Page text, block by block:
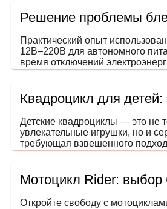
Решение проблемы
Практический опыт
12В–220В для автономного
время отключений
генераторами, ИБП и power
формы сигнала.
Квадроцикл для
Детские квадроциклы — это не
увлекательные игрушки, но и
требующая взвешенного
вы задумались, как выбрать
безопасной, разумной и в
бюджета. Ведь речь идет не
— речь о безопасном
Мотоцикл Rider:
Откройте свободу с